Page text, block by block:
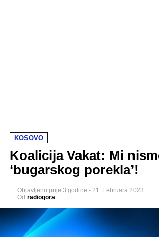
KOSOVO
Koalicija Vakat: Mi
‘bugarskog porekla’!
Objavljeno prije 3 godine - 21. Februara 2023.
Od radiogora